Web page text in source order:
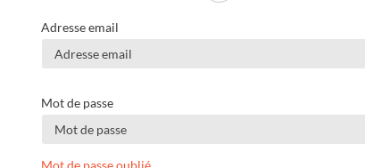
Adresse email
Mot de passe
Mot de passe oublié